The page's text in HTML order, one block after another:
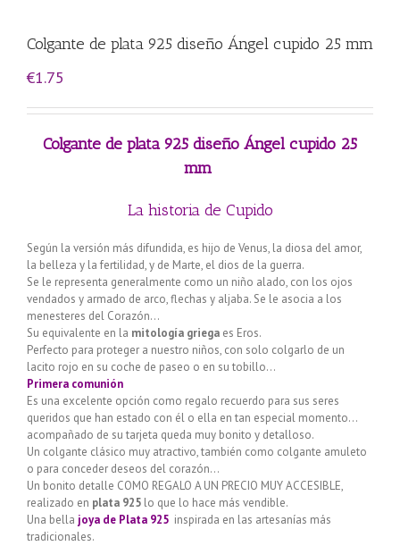
Colgante de plata 925 diseño Ángel cupido 25 mm
€1.75
Colgante de plata 925 diseño Ángel cupido 25
mm
La historia de Cupido
​Según la versión más difundida, es hijo de Venus, la diosa del amor,
la belleza y la fertilidad, y de Marte, el dios de la guerra.
Se le representa generalmente como un niño alado, con los ojos
vendados y armado de arco, flechas y aljaba. Se le asocia a los
menesteres del Corazón…
Su equivalente en la mitología griega es Eros.
Perfecto para proteger a nuestro niños, con solo colgarlo de un
lacito rojo en su coche de paseo o en su tobillo…
Primera comunión
Es una excelente opción como regalo recuerdo para sus seres
queridos que han estado con él o ella en tan especial momento…
acompañado de su tarjeta queda muy bonito y detalloso.
Un colgante clásico muy atractivo, también como colgante amuleto
o para conceder deseos del corazón…
Un bonito detalle COMO REGALO A UN PRECIO MUY ACCESIBLE,
realizado en plata 925 lo que lo hace más vendible.
Una bella joya de Plata 925 inspirada en las artesanías más
tradicionales.